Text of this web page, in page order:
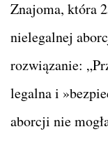
Znajoma, która
nielegalnej
rozwiązanie:
legalna i
aborcji nie